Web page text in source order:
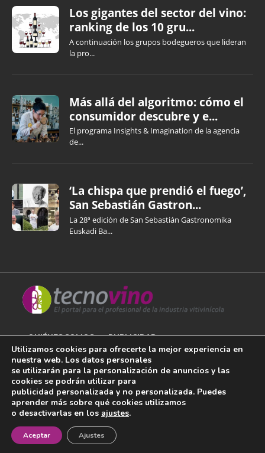
Los gigantes del sector del vino:
ranking de los 10 gru...
A continuación los grupos bodegueros que lideran
la pro...
Más allá del algoritmo: cómo el
consumidor descubre y e...
El programa Insights & Imagination de la agencia
de...
‘La chispa que prendió el fuego’,
San Sebastián Gastron...
La 28ª edición de San Sebastián Gastronomika
Euskadi Ba...
QUIÉNES SOMOS PUBLICIDAD
AVISO LEGAL
POLÍTICA DE COOKIES
POLÍTICA DE PRIVACIDAD
CONTACTO¡Newsletter!
Utilizamos cookies para ofrecerte la mejor experiencia en
nuestra web. Los datos personales
se utilizarán para la personalización de anuncios y las
cookies se podrán utilizar para
publicidad personalizada y no personalizada. Puedes
aprender más sobre qué cookies utilizamos
o desactivarlas en los ajustes.
Aceptar Ajustes